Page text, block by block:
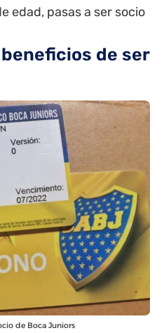
edad, pasas a ser socio
de ser
de Boca Juniors